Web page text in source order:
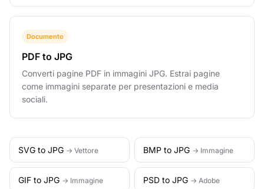
Documento
PDF to JPG
Converti pagine PDF in immagini JPG. Estrai pagine
come immagini separate per presentazioni e media
sociali.
SVG to JPG → Vettore BMP to JPG → Immagine
GIF to JPG → Immagine PSD to JPG → Adobe